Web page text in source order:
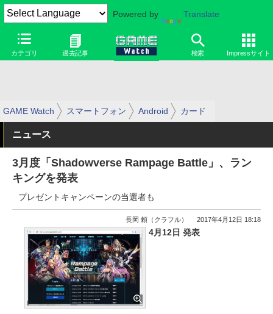
Powered by Translate
カテゴリ 過去記事 検索 Impressサイト
GAME Watch スマートフォン Android カード
ニュース
3月度「Shadowverse Rampage Battle」、ラン
キングを発表
プレゼントキャンペーンの当選者も
長岡 頼（クラフル） 2017年4月12日 18:18
4月12日 発表